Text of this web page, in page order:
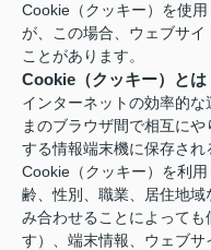
Cookie（クッキー）を使
が、この場合、ウェブサ
ことがあります。
Cookie（クッキー）とは
インターネットの効率的
まのブラウザ間で相互に
する情報端末機に保存され
Cookie（クッキー）を利
齢、性別、職業、居住地
み合わせることによって
す）、端末情報、ウェブ